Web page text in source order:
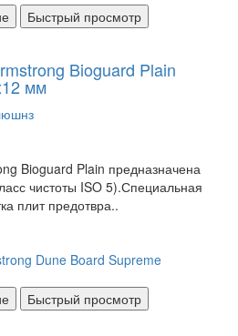
Быстрый просмотр
Bioguard Plain
мм
Bioguard Plain предназначена
чистоты ISO 5).Специальная
плит предотвра..
Быстрый просмотр